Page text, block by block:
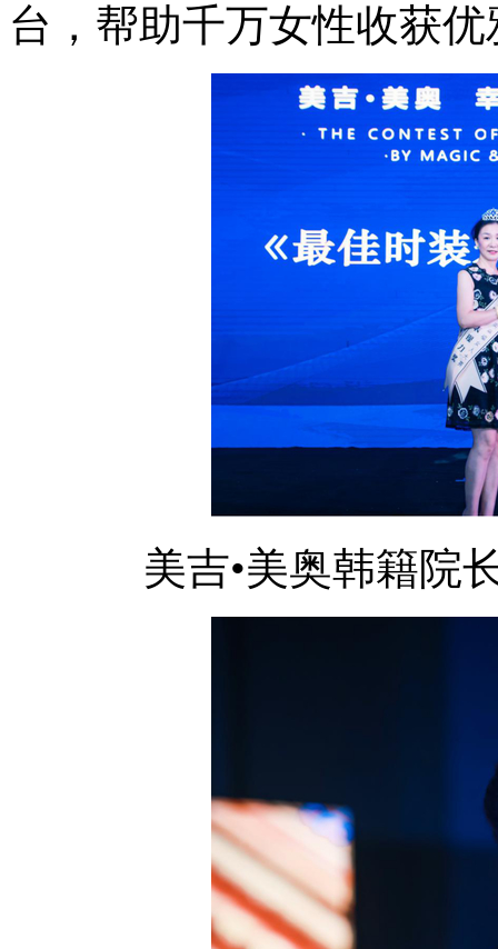
台，帮助千万女性收获
美吉•美奥韩籍院